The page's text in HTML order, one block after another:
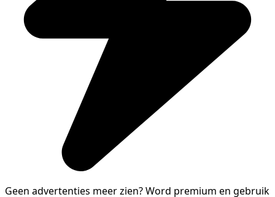
Geen advertenties meer zien?Word premium en gebruik